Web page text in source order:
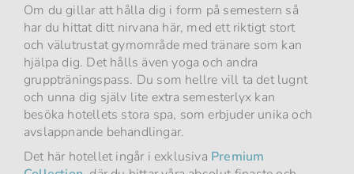
Om du gillar att hålla dig i form på semestern så
har du hittat ditt nirvana här, med ett riktigt stort
och välutrustat gymområde med tränare som kan
hjälpa dig. Det hålls även yoga och andra
gruppträningspass. Du som hellre vill ta det lugnt
och unna dig själv lite extra semesterlyx kan
besöka hotellets stora spa, som erbjuder unika och
avslappnande behandlingar.
Det här hotellet ingår i exklusiva Premium